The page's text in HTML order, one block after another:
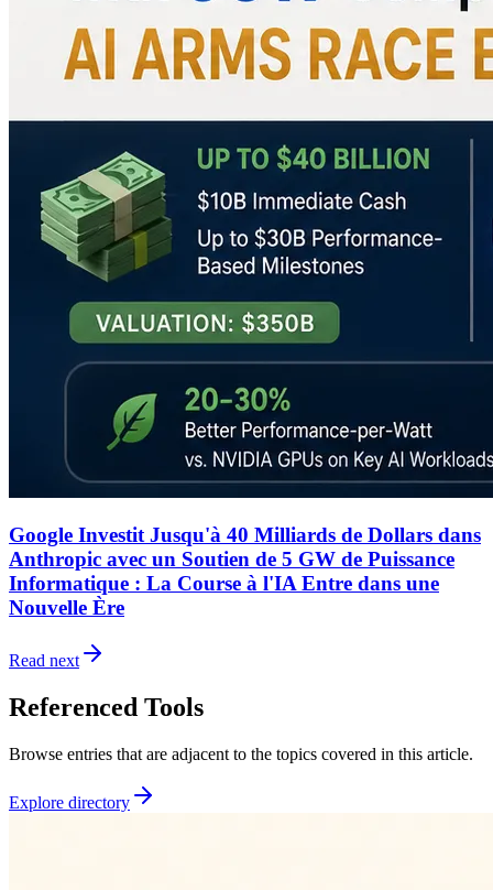
Google Investit Jusqu'à 40 Milliards de Dollars dans
Anthropic avec un Soutien de 5 GW de Puissance
Informatique : La Course à l'IA Entre dans une
Nouvelle Ère
Read next
Referenced Tools
Browse entries that are adjacent to the topics covered in this article.
Explore directory